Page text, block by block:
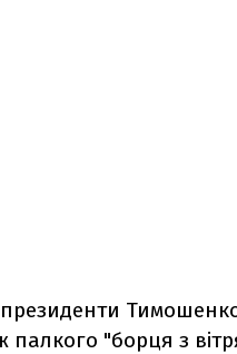
палкого "борця з